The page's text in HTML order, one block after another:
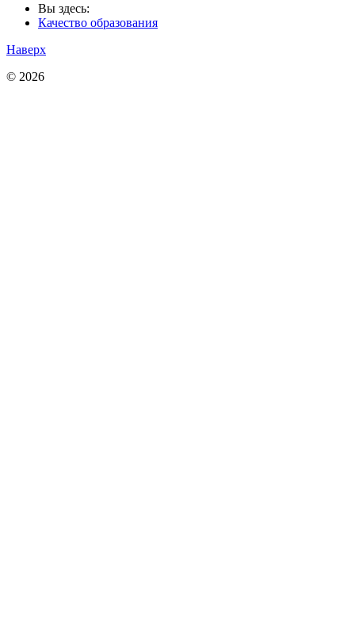
Вы здесь:
Качество образования
Наверх
© 2026